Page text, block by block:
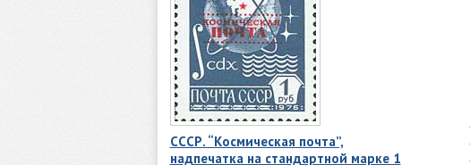
СССР. “Космическая почта”,
надпечатка на стандартной марке 1